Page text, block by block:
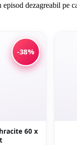
dezagreabil
-38%
60 x